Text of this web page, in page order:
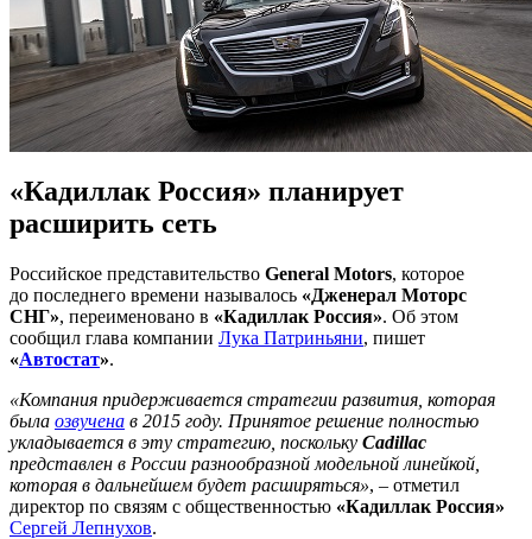
«Кадиллак Россия» планирует
расширить сеть
Российское представительство General Motors, которое
до последнего времени называлось «Дженерал Моторс
СНГ», переименовано в «Кадиллак Россия». Об этом
сообщил глава компании Лука Патриньяни, пишет
«Автостат».
«Компания придерживается стратегии развития, которая
была озвучена в 2015 году. Принятое решение полностью
укладывается в эту стратегию, поскольку Cadillac
представлен в России разнообразной модельной линейкой,
которая в дальнейшем будет расширяться», – отметил
директор по связям с общественностью «Кадиллак Россия»
Сергей Лепнухов.